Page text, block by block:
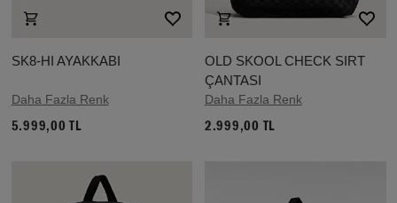
SK8-HI AYAKKABI
Daha Fazla Renk
5.999,00 TL
OLD SKOOL CHECK SIRT
ÇANTASI
Daha Fazla Renk
2.999,00 TL